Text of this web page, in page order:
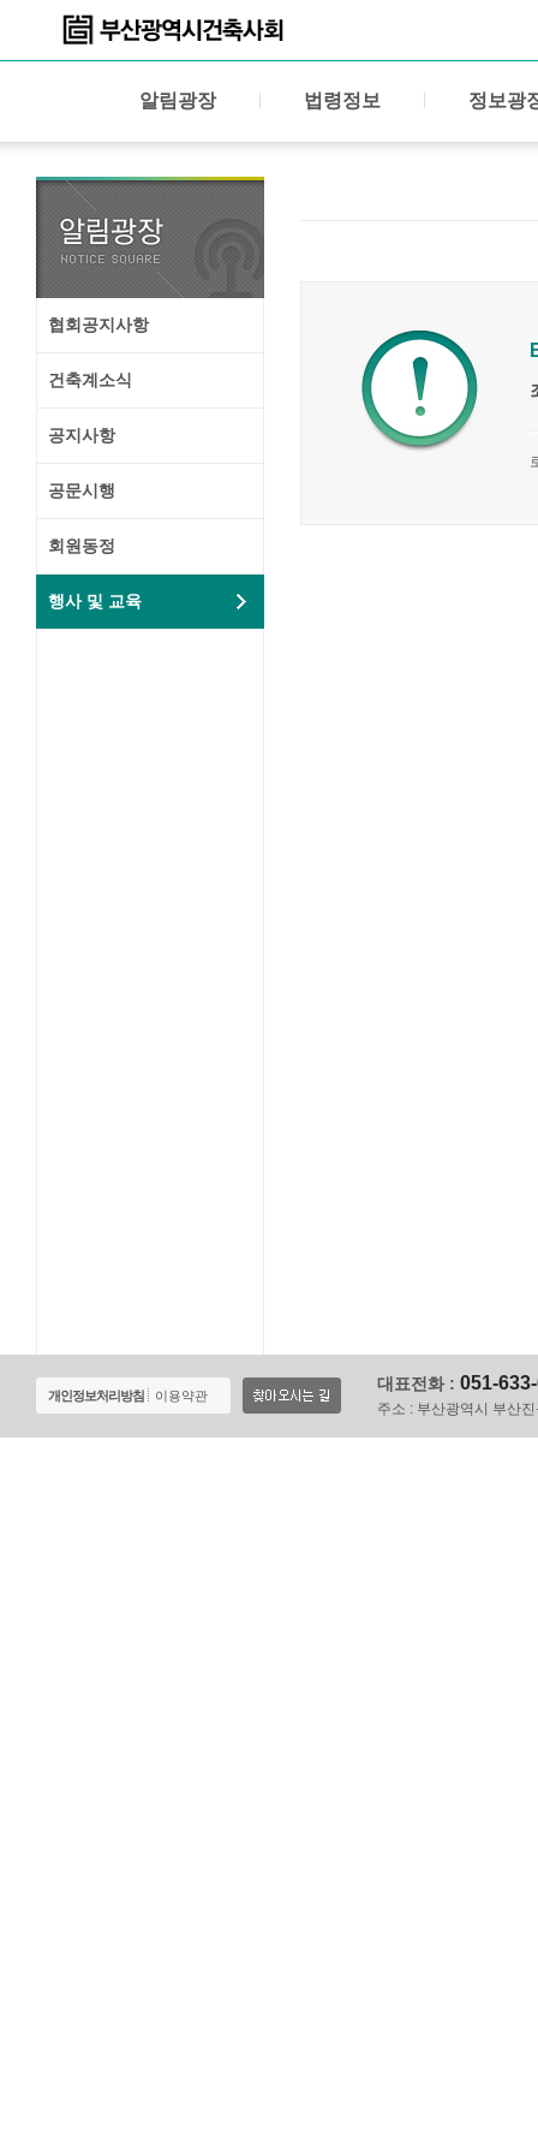
알림광장 법령정보 정보광
협회공지사항
건축계소식
공지사항
공문시행
회원동정
행사 및 교육
개인정보처리방침 이용약관
대표전화 : 051-
주소 : 부산광역시 부산